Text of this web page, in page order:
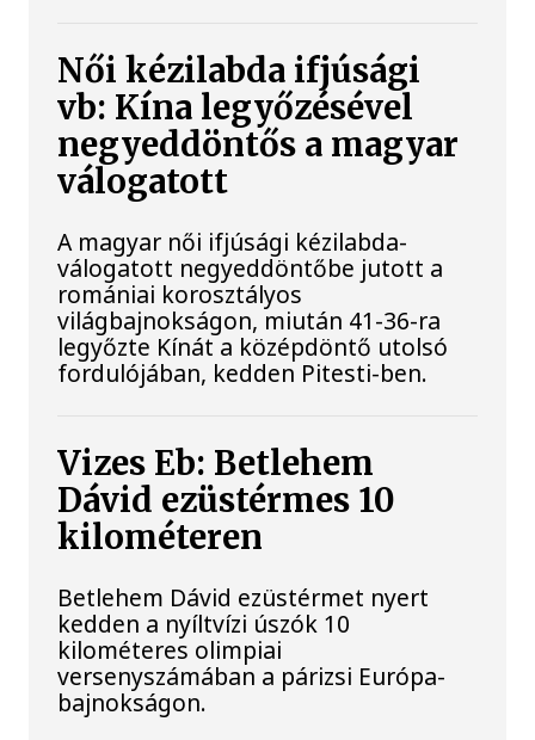
Női kézilabda ifjúsági
vb: Kína legyőzésével
negyeddöntős a magyar
válogatott
A magyar női ifjúsági kézilabda-
válogatott negyeddöntőbe jutott a
romániai korosztályos
világbajnokságon, miután 41-36-ra
legyőzte Kínát a középdöntő utolsó
fordulójában, kedden Pitesti-ben.
Vizes Eb: Betlehem
Dávid ezüstérmes 10
kilométeren
Betlehem Dávid ezüstérmet nyert
kedden a nyíltvízi úszók 10
kilométeres olimpiai
versenyszámában a párizsi Európa-
bajnokságon.